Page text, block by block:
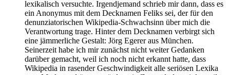
lexikalisch versuchte. Irgendjemand schrieb mir dann, dass es
ein Anonymus mit dem Decknamen Feliks sei, der für den
denunziatorischen Wikipedia-Schwachsinn über mich die
Verantwortung trage. Hinter dem Decknamen verbirgt sich
eine jämmerliche Gestalt: Jörg Egerer aus München.
Seinerzeit habe ich mir zunächst nicht weiter Gedanken
darüber gemacht, weil ich noch nicht erkannt hatte, dass
Wikipedia in rasender Geschwindigkeit alle seriösen Lexika